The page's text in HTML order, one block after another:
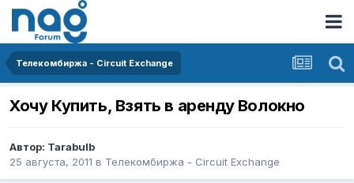
Телекомбиржа - Circuit Exchange
Хочу Купить, Взять в аренду Волокно
Автор: Tarabulb
25 августа, 2011 в Телекомбиржа - Circuit Exchange